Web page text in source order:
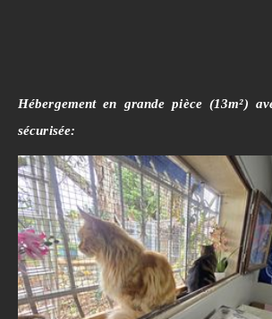
Hébergement en grande pièce (13m²)
sécurisée: